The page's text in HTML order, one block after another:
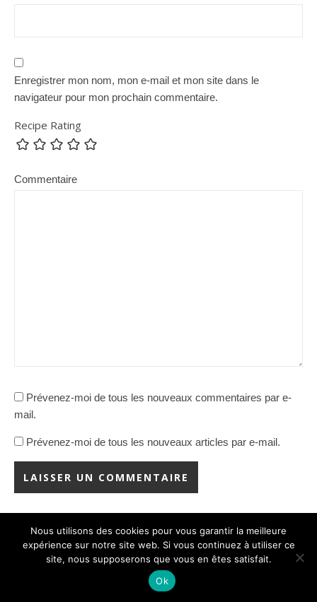
Enregistrer mon nom, mon e-mail et mon site dans le
navigateur pour mon prochain commentaire.
Recipe Rating
Commentaire
Prévenez-moi de tous les nouveaux commentaires par e-
mail.
Prévenez-moi de tous les nouveaux articles par e-mail.
Rechercher
Nous utilisons des cookies pour vous garantir la meilleure
expérience sur notre site web. Si vous continuez à utiliser ce
site, nous supposerons que vous en êtes satisfait.
Ok